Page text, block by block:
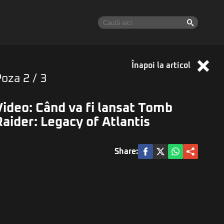
Înapoi la articol
2 / 3
Când va fi lansat Tomb
Legacy of Atlantis
Share: